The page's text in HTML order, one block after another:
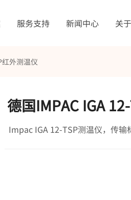
红外测温仪
德国IMPAC IGA
Impac IGA 12-TSP测温仪，传输
服务支持 新闻中心 关